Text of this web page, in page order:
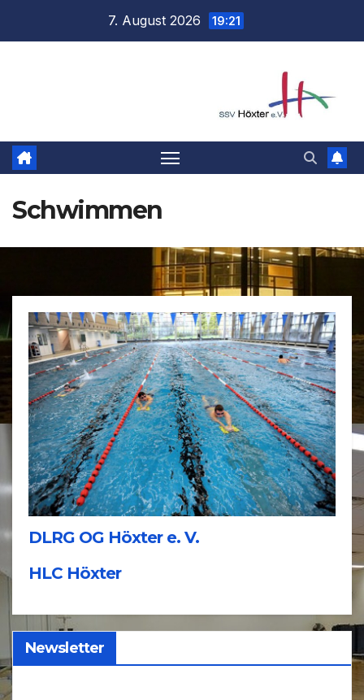
7. August 2026 19:21
Schwimmen
DLRG OG Höxter e. V.
HLC Höxter
Newsletter